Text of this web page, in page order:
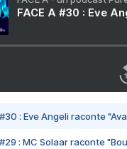
FACE A #30 : Eve
#30 : Eve Angeli raconte
#29 : MC Solaar raconte